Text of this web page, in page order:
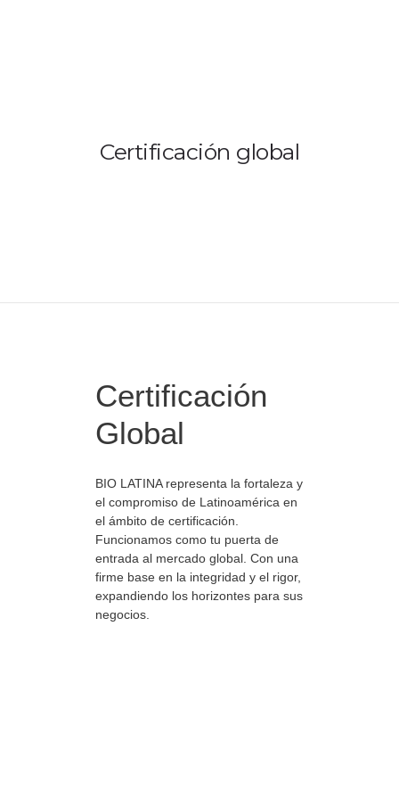
OPERADORESCertificación global
Certificación
Global
BIO LATINA representa la fortaleza y
el compromiso de Latinoamérica en
el ámbito de certificación.
Funcionamos como tu puerta de
entrada al mercado global. Con una
firme base en la integridad y el rigor,
expandiendo los horizontes para sus
negocios.